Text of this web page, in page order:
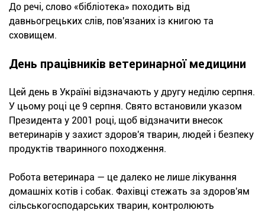
До речі, слово «бібліотека» походить від
давньогрецьких слів, пов'язаних із книгою та
сховищем.
День працівників ветеринарної медицини
Цей день в Україні відзначають у другу неділю серпня.
У цьому році це 9 серпня. Свято встановили указом
Президента у 2001 році, щоб відзначити внесок
ветеринарів у захист здоров'я тварин, людей і безпеку
продуктів тваринного походження.
Робота ветеринара — це далеко не лише лікування
домашніх котів і собак. Фахівці стежать за здоров'ям
сільськогосподарських тварин, контролюють